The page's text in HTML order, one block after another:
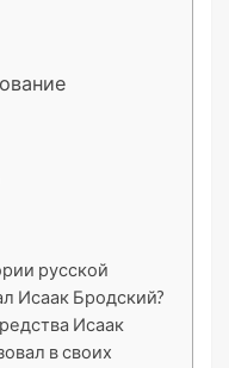
русской
Исаак Бродский?
Исаак
в своих